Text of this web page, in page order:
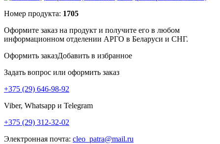
Номер продукта: 1705
Оформите заказ на продукт и получите его в любом
информационном отделении АРГО в Беларуси и СНГ.
Оформить заказДобавить в избранное
Задать вопрос или оформить заказ
+375 (29) 646-98-92
Viber, Whatsapp и Telegram
+375 (29) 312-32-02
Электронная почта: cleo_patra@mail.ru